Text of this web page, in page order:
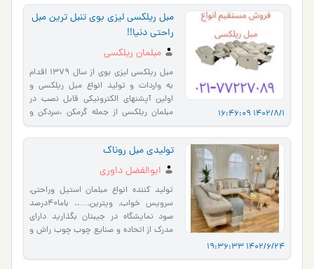
1402/8/1 16:46:09
مبل ریلکسی لیزی بوی تنبل ترین مبل
راحتی دنیا!!
مبلمان ریلکسی
مبل ریلکسی لیزی بوی از سال ۱۳۷۹ اقدام
به واردات و تولید انواع مبل ریلکسی و
اولین آپشنهای الکترونیکی قابل نصب در
مبلمان ریلکسی از جمله گرمکن ،سردکن و
ماساژور را نموده …
1402/6/24 19:36:33
تولیدی مبل روناک
ابوالفضل داوری
تولید کننده انواع مبلمان استیل وراحتی,
سرویس خواب, ویترین,….. باما40درصد
صود نمایشگاه در جیبتان بگذارید دارای
مدرک از اتحاده و صنایع چوب چوب راش و